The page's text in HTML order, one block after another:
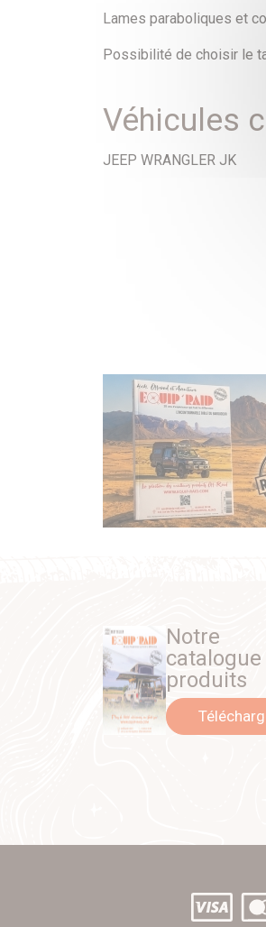
Lames paraboliques et
Possibilité de choisir le
Véhicules
JEEP WRANGLER JK
Notre
catalogue
produits